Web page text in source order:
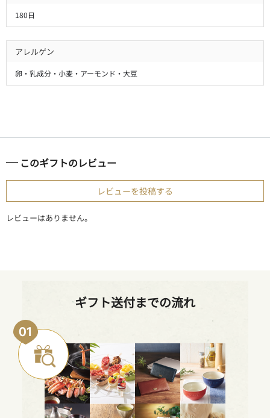
180日
アレルゲン
卵・乳成分・小麦・アーモンド・大豆
このギフトのレビュー
レビューを投稿する
レビューはありません。
ギフト送付までの流れ